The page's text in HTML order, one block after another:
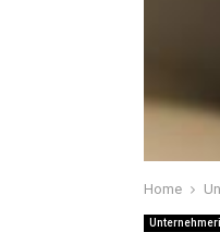
Home